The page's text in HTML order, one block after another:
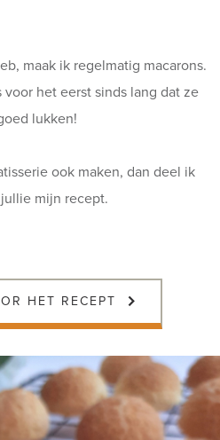
maak ik regelmatig macarons.
het eerst sinds lang dat ze
lukken!
ook maken, dan deel ik
mijn recept.
HET RECEPT